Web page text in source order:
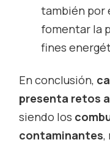
también por
fomentar la
fines
En conclusión,
presenta retos
siendo los
contaminantes,